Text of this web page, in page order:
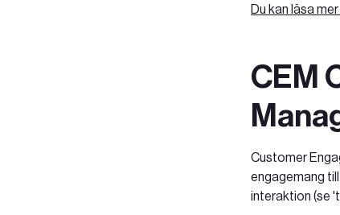
Du kan läsa
CEM
Customer
engagemang
interaktion (se